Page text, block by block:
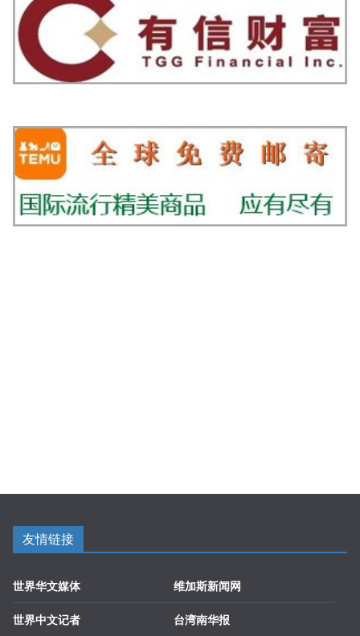
友情链接
世界华文媒体
世界中文记者
维加斯新闻网
台湾南华报